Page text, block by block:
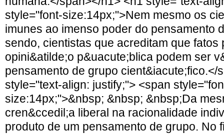
style="font-size:14px;">Nem mesmo os
imunes ao imenso poder do pensamento
sendo, cientistas que acreditam que fatos
opini&atilde;o p&uacute;blica podem ser
pensamento de grupo cient&iacute;fico.</
style="text-align: justify;"> <span
size:14px;">&nbsp; &nbsp; &nbsp;Da
cren&ccedil;a liberal na racionalidade
produto de um pensamento de grupo. No